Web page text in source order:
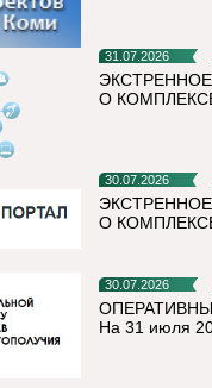
31.07.2026
О
30.07.2026
О
30.07.2026
На 31 июля